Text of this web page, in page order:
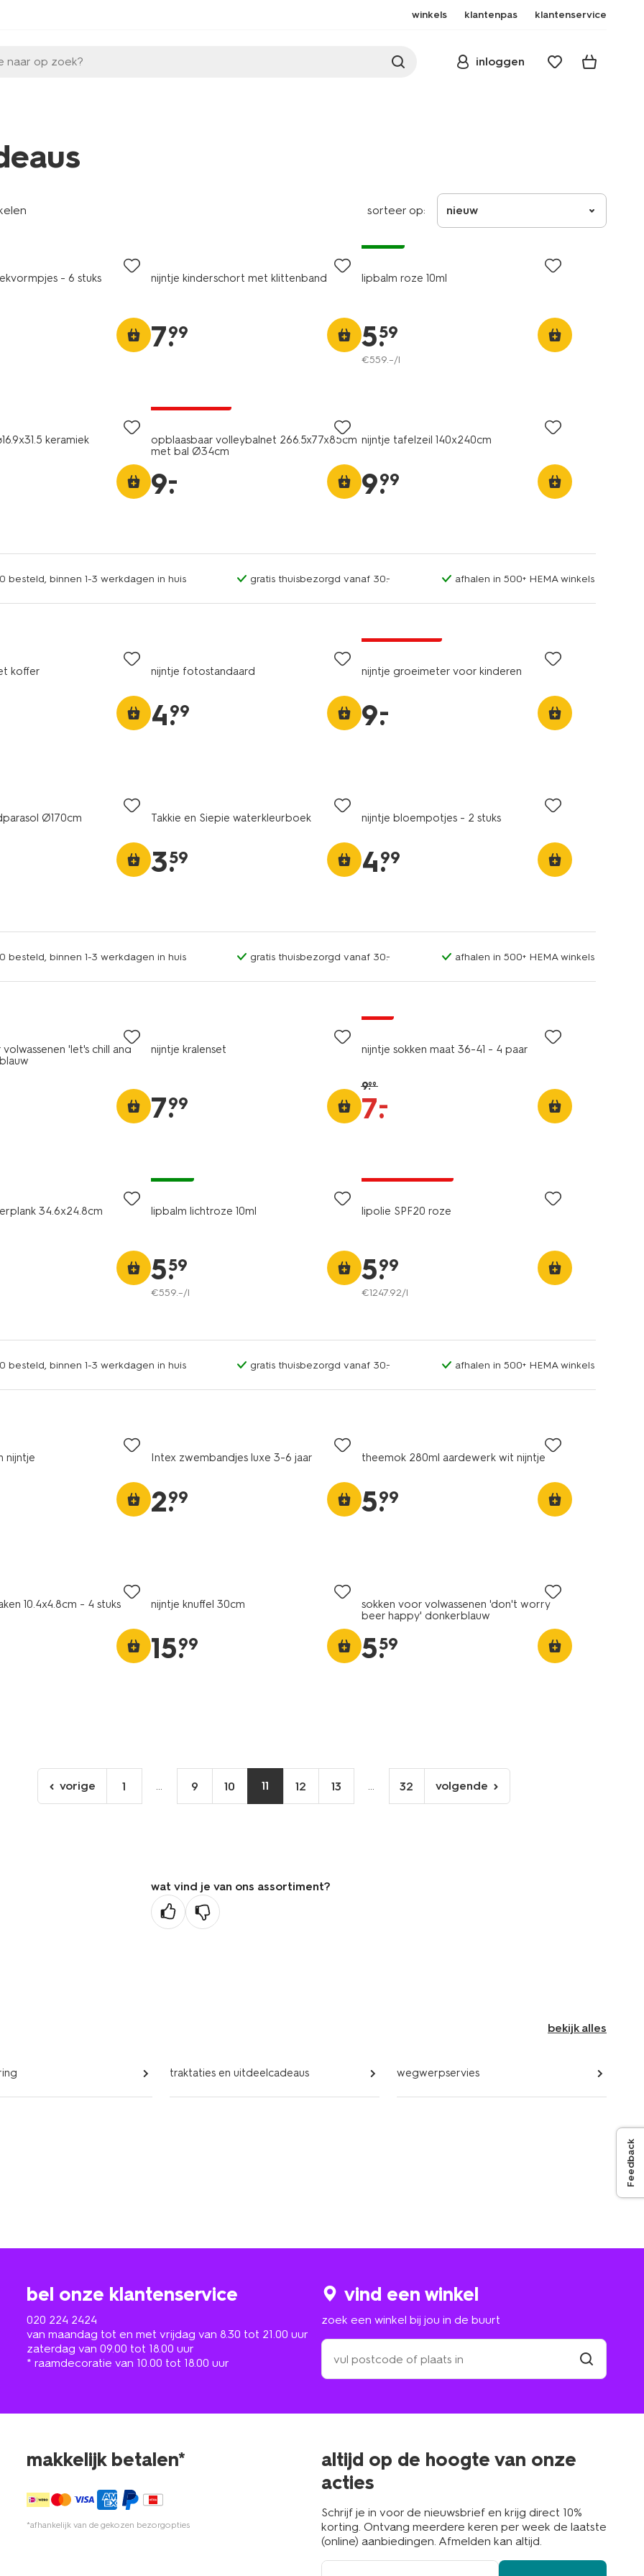
winkels klantenpas klantenservice
naar op zoek? inloggen
sorteer op: nieuw
- 6 stuks nijntje kinderschort met klittenband
7.
99
lipbalm roze 10ml
5.
59
€559.–/l
keramiek
opblaasbaar volleybalnet 266.5x77x85cm
met bal Ø34cm
9.
–
nijntje tafelzeil 140x240cm
9.
99
besteld, binnen 1-3 werkdagen in huis gratis thuisbezorgd vanaf 30.- afhalen in 500+ HEMA winkels
koffer nijntje fotostandaard
4.
99
nijntje groeimeter voor kinderen
9.
–
Ø170cm Takkie en Siepie waterkleurboek
3.
59
nijntje bloempotjes - 2 stuks
4.
99
besteld, binnen 1-3 werkdagen in huis gratis thuisbezorgd vanaf 30.- afhalen in 500+ HEMA winkels
'let's chill and
nijntje kralenset
7.
99
nijntje sokken maat 36-41 - 4 paar
9.99
7.
–
34.6x24.8cm
lipbalm lichtroze 10ml
5.
59
€559.–/l
lipolie SPF20 roze
5.
99
€1247.92/l
besteld, binnen 1-3 werkdagen in huis gratis thuisbezorgd vanaf 30.- afhalen in 500+ HEMA winkels
nijntje Intex zwembandjes luxe 3-6 jaar
2.
99
theemok 280ml aardewerk wit nijntje
5.
99
10.4x4.8cm - 4 stuks nijntje knuffel 30cm
15.
99
sokken voor volwassenen 'don't worry
beer happy' donkerblauw
5.
59
ga
naar
vorige 1 ... 9 10 11 12 13 ... 32
volgende
pagina
volgende
wat vind je van ons assortiment?
Feedback
bekijk alles
traktaties en uitdeelcadeaus wegwerpservies
bel onze klantenservice
020 224 2424
van maandag tot en met vrijdag van 8.30 tot 21.00 uur
zaterdag van 09.00 tot 18.00 uur
* raamdecoratie van 10.00 tot 18.00 uur
vind een winkel
zoek een winkel bij jou in de buurt
zoek
een
winkel
in
makkelijk betalen*
*afhankelijk van de gekozen bezorgopties
altijd op de hoogte van onze
acties
Schrijf je in voor de nieuwsbrief en krijg direct 10%
korting. Ontvang meerdere keren per week de laatste
(online) aanbiedingen. Afmelden kan altijd.
e-